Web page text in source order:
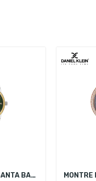
MONTRE FEMME SANTA BARBARA POLO SB.1.10649-5